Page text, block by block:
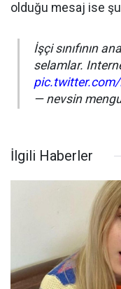
olduğu mesaj ise
İşçi sınıfının
selamlar.
pic.twitter.com/
— nevsin
İlgili Haberler